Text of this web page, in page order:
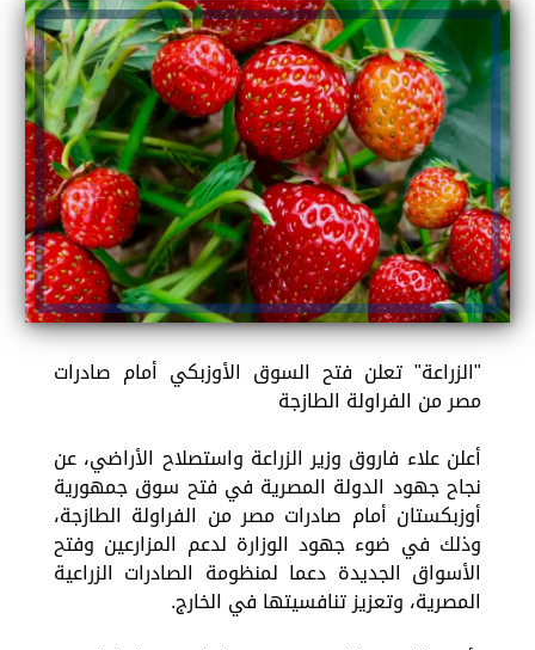
"الزراعة" تعلن فتح السوق الأوزبكي أمام صادرات
مصر من الفراولة الطازجة
أعلن علاء فاروق وزير الزراعة واستصلاح الأراضي، عن
نجاح جهود الدولة المصرية في فتح سوق جمهورية
أوزبكستان أمام صادرات مصر من الفراولة الطازجة،
وذلك في ضوء جهود الوزارة لدعم المزارعين وفتح
الأسواق الجديدة دعما لمنظومة الصادرات الزراعية
المصرية، وتعزيز تنافسيتها في الخارج.